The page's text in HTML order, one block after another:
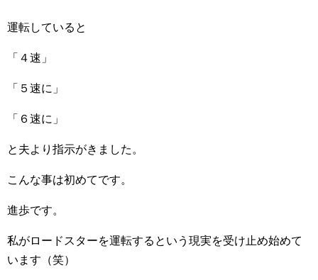
運転していると
「４速」
「５速に」
「６速に」
と夫より指示がきました。
こんな事は初めてです。
進歩です。
私がロードスターを運転するという現実を受け止め始めて
います（笑）